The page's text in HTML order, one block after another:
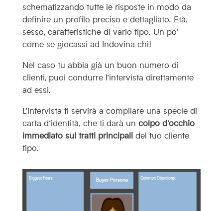
schematizzando tutte le risposte in modo da
definire un profilo preciso e dettagliato. Età,
sesso, caratteristiche di vario tipo. Un po’
come se giocassi ad Indovina chi!
Nel caso tu abbia già un buon numero di
clienti, puoi condurre l’intervista direttamente
ad essi.
L’intervista ti servirà a compilare una specie di
carta d’identità, che ti darà un colpo d’occhio
immediato sui tratti principalidel tuo cliente
tipo.